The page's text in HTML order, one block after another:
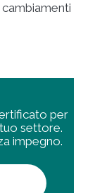
per
settore.
impegno.